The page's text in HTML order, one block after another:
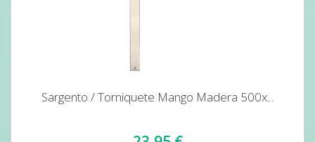
Sargento / Torniquete Mango Madera 500x...